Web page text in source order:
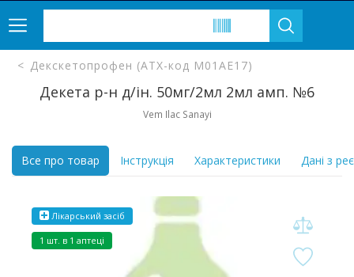
Декскетопрофен (ATX-код M01AE17)
Декета р-н д/ін. 50мг/2мл 2мл амп. №6
Vem Ilac Sanayi
Все про товар Інструкція Характеристики Дані з
Лікарський засіб
1 шт. в 1 аптеці